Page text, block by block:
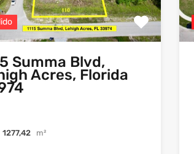
Summa Blvd,
Acres, Florida
1277,42 m²